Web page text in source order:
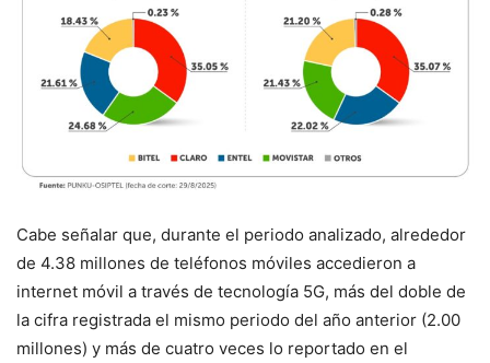
Cabe señalar que, durante el periodo analizado, alrededor
de 4.38 millones de teléfonos móviles accedieron a
internet móvil a través de tecnología 5G, más del doble de
la cifra registrada el mismo periodo del año anterior (2.00
millones) y más de cuatro veces lo reportado en el